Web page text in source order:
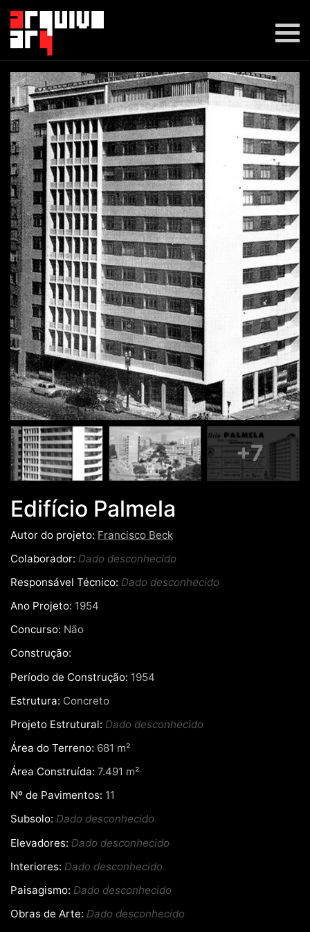
+7
Edifício Palmela
Autor do projeto: Francisco Beck
Colaborador: Dado desconhecido
Responsável Técnico: Dado desconhecido
Ano Projeto: 1954
Concurso: Não
Construção:
Período de Construção: 1954
Estrutura: Concreto
Projeto Estrutural: Dado desconhecido
Área do Terreno: 681 m²
Área Construída: 7.491 m²
Nº de Pavimentos: 11
Subsolo: Dado desconhecido
Elevadores: Dado desconhecido
Interiores: Dado desconhecido
Paisagismo: Dado desconhecido
Obras de Arte: Dado desconhecido